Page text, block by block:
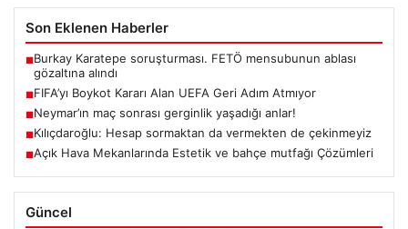
Son Eklenen Haberler
■Burkay Karatepe soruşturması. FETÖ mensubunun ablası
gözaltına alındı
■FIFA’yı Boykot Kararı Alan UEFA Geri Adım Atmıyor
■Neymar’ın maç sonrası gerginlik yaşadığı anlar!
■Kılıçdaroğlu: Hesap sormaktan da vermekten de çekinmeyiz
■Açık Hava Mekanlarında Estetik ve bahçe mutfağı Çözümleri
Güncel